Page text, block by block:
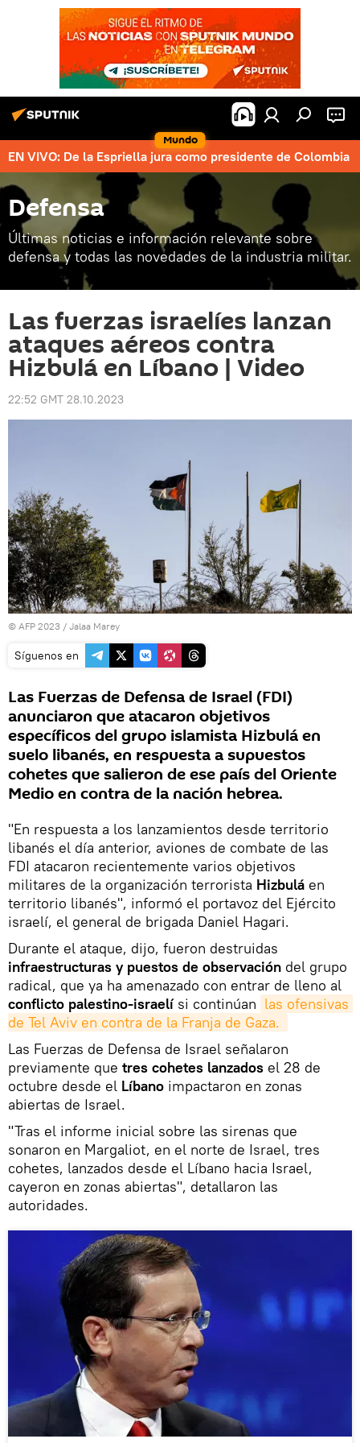
Mundo
EN VIVO: De la Espriella jura como presidente de Colombia
Defensa
Últimas noticias e información relevante sobre
defensa y todas las novedades de la industria militar.
Las fuerzas israelíes lanzan
ataques aéreos contra
Hizbulá en Líbano | Video
22:52 GMT 28.10.2023
© AFP 2023 / Jalaa Marey
Síguenos en
Las Fuerzas de Defensa de Israel (FDI)
anunciaron que atacaron objetivos
específicos del grupo islamista Hizbulá en
suelo libanés, en respuesta a supuestos
cohetes que salieron de ese país del Oriente
Medio en contra de la nación hebrea.
"En respuesta a los lanzamientos desde territorio
libanés el día anterior, aviones de combate de las
FDI atacaron recientemente varios objetivos
militares de la organización terrorista Hizbulá en
territorio libanés", informó el portavoz del Ejército
israelí, el general de brigada Daniel Hagari.
Durante el ataque, dijo, fueron destruidas
infraestructuras y puestos de observación del grupo
radical, que ya ha amenazado con entrar de lleno al
conflicto palestino-israelísi continúan las ofensivas
de Tel Aviv en contra de la Franja de Gaza.
Las Fuerzas de Defensa de Israel señalaron
previamente que tres cohetes lanzados el 28 de
octubre desde el Líbano impactaron en zonas
abiertas de Israel.
"Tras el informe inicial sobre las sirenas que
sonaron en Margaliot, en el norte de Israel, tres
cohetes, lanzados desde el Líbano hacia Israel,
cayeron en zonas abiertas", detallaron las
autoridades.